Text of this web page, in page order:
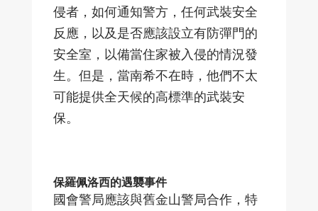
侵者，如何通知警方，任何武裝安全
反應，以及是否應該設立有防彈門的
安全室，以備當住家被入侵的情況發
生。但是，當南希不在時，他們不太
可能提供全天候的高標準的武裝安
保。
保羅佩洛西的遇襲事件
國會警局應該與舊金山警局合作，特